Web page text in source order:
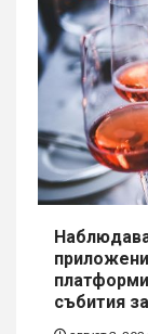
събития